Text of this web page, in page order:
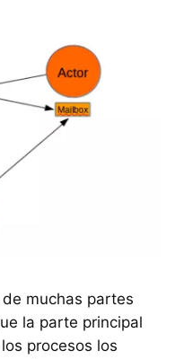
muchas partes
la parte principal
procesos los